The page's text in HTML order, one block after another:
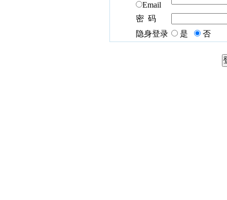
Email
密 码
隐身登录
是 否